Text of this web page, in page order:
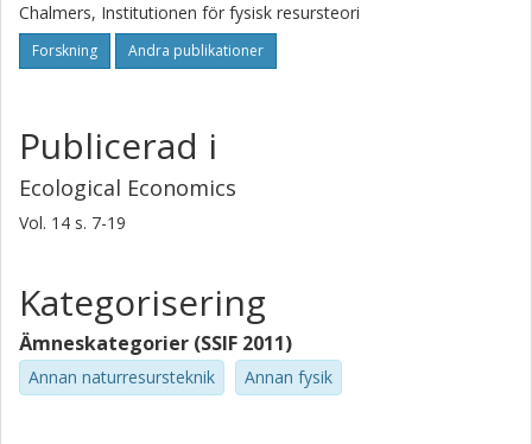
Chalmers, Institutionen för fysisk resursteori
Forskning Andra publikationer
Publicerad i
Ecological Economics
Vol. 14 s. 7-19
Kategorisering
Ämneskategorier (SSIF 2011)
Annan naturresursteknik Annan fysik